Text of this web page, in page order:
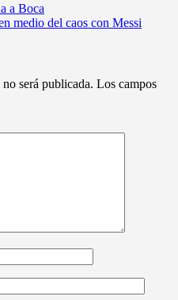
a Boca
medio del caos con Messi
será publicada. Los campos